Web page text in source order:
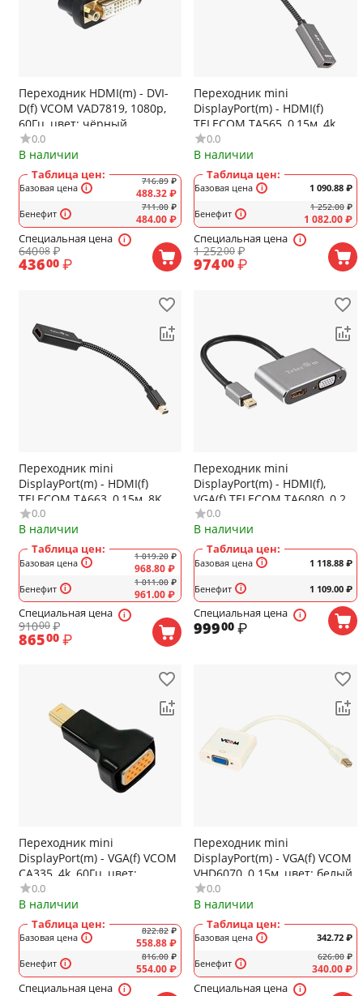
Переходник HDMI(m) - DVI-
D(f) VCOM VAD7819, 1080p,
60Гц, цвет: чёрный
0.0
В наличии
Таблица цен:
Базовая цена
Бенефит
716.89 ₽
488.32₽
711.00 ₽
484.00₽
Специальная цена
64008 ₽
43600 ₽
Переходник mini
DisplayPort(m) - HDMI(f)
TELECOM TA565, 0,15м, 4k,
60Гц, цвет: серый
0.0
В наличии
Таблица цен:
Базовая цена
Бенефит
1 090.88₽
1 252.00 ₽
1 082.00₽
Специальная цена
1 25200₽
97400 ₽
Переходник mini
DisplayPort(m) - HDMI(f)
TELECOM TA663, 0,15м, 8K,
30Гц, цвет: чёрный
0.0
В наличии
Таблица цен:
Базовая цена
Бенефит
1 019.20 ₽
968.80₽
1 011.00 ₽
961.00₽
Специальная цена
91000 ₽
86500 ₽
Переходник mini
DisplayPort(m) - HDMI(f),
VGA(f) TELECOM TA6080, 0.2м,
4k, 30Гц, цвет: серый
0.0
В наличии
Таблица цен:
Базовая цена
Бенефит
1 118.88₽
1 109.00₽
Специальная цена
99900 ₽
Переходник mini
DisplayPort(m) - VGA(f) VCOM
CA335, 4k, 60Гц, цвет:
чёрный
0.0
В наличии
Таблица цен:
Базовая цена
Бенефит
822.82 ₽
558.88₽
816.00 ₽
554.00₽
Специальная цена
Переходник mini
DisplayPort(m) - VGA(f) VCOM
VHD6070, 0.15м, цвет: белый
0.0
В наличии
Таблица цен:
Базовая цена
Бенефит
342.72₽
626.00 ₽
340.00₽
Специальная цена